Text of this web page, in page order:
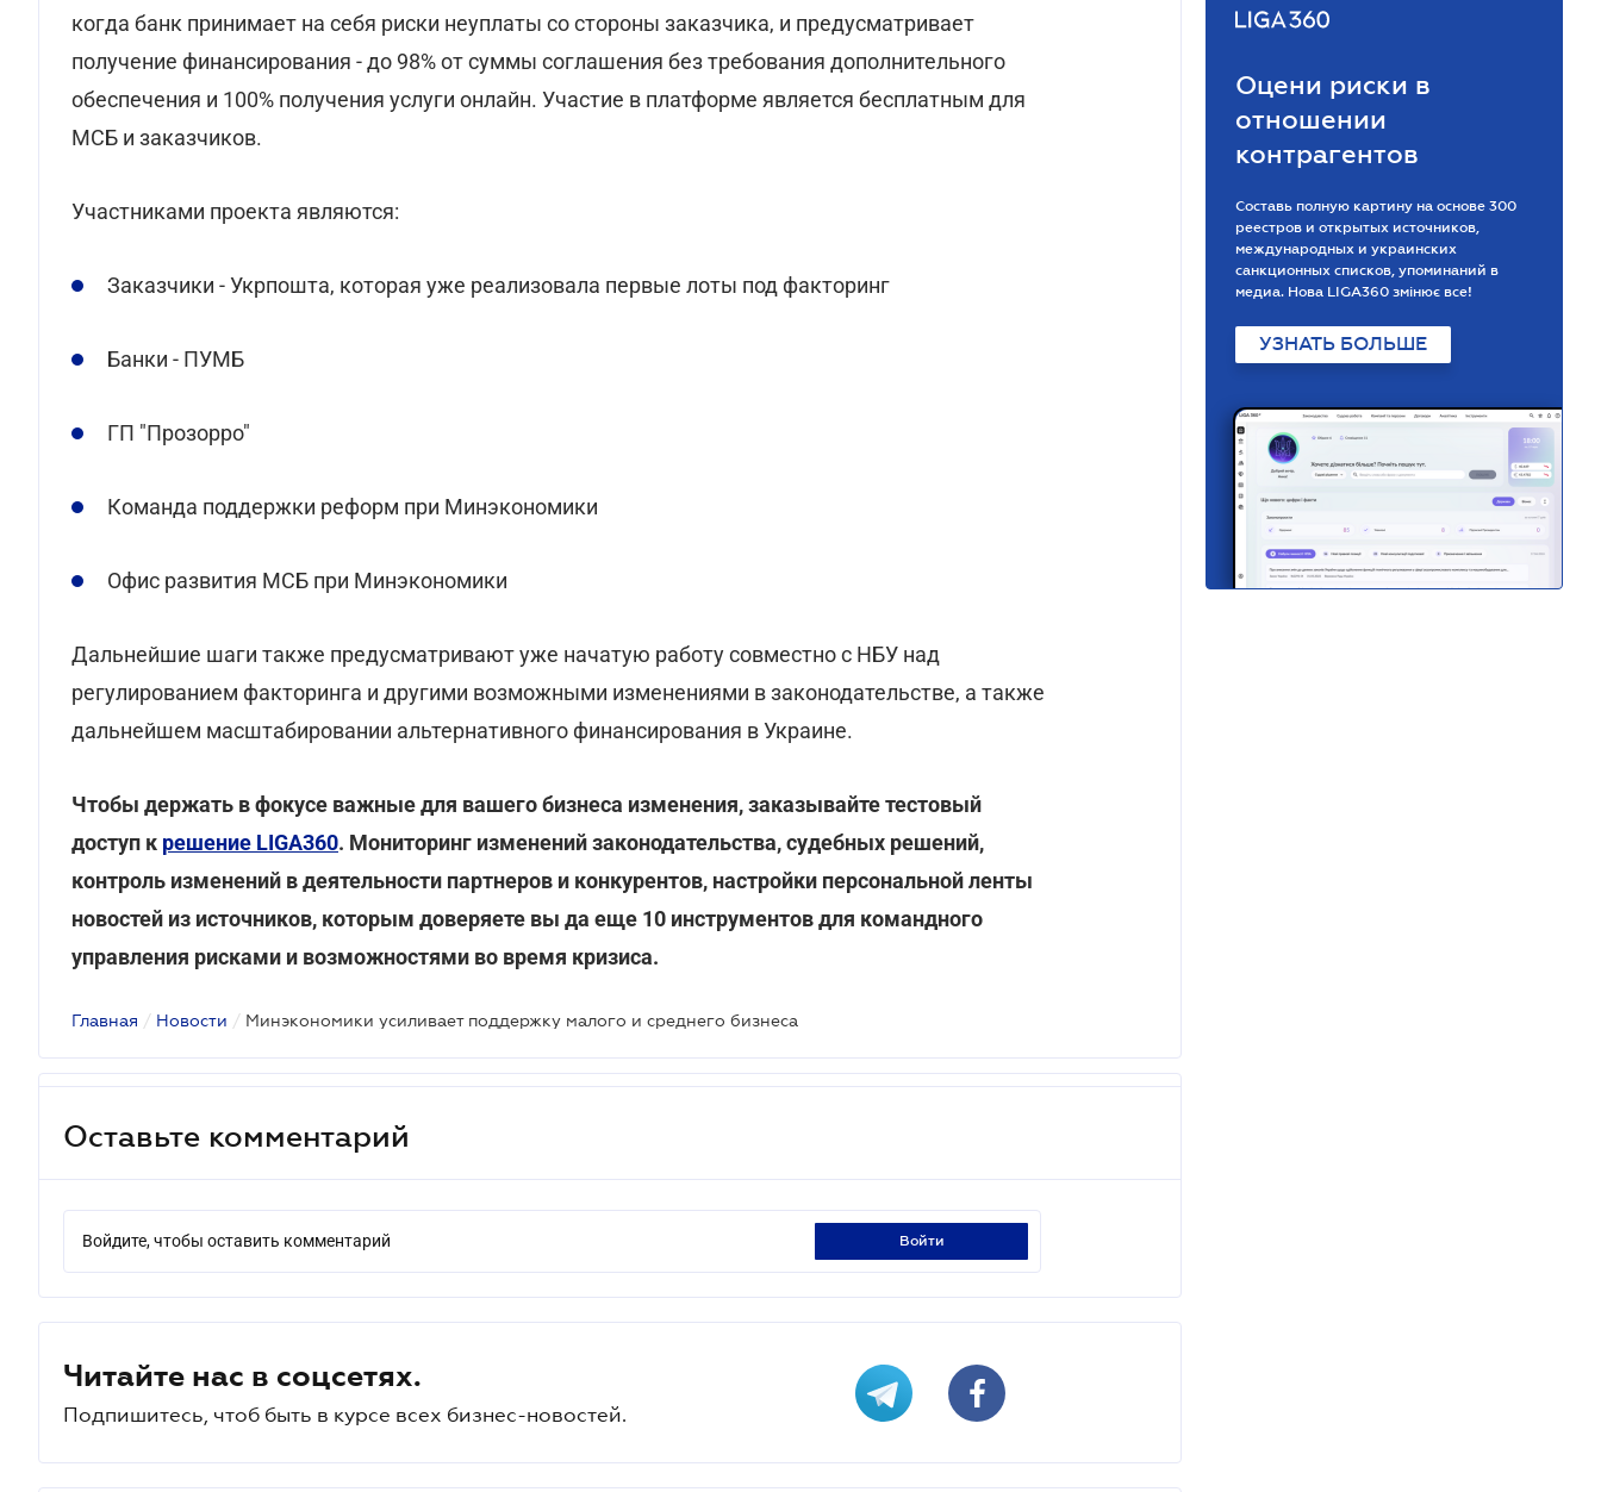
когда банк принимает на себя риски неуплаты со стороны заказчика, и предусматривает
получение финансирования - до 98% от суммы соглашения без требования дополнительного
обеспечения и 100% получения услуги онлайн. Участие в платформе является бесплатным для
МСБ и заказчиков.
Участниками проекта являются:
Заказчики - Укрпошта, которая уже реализовала первые лоты под факторинг
Банки - ПУМБ
ГП "Прозорро"
Команда поддержки реформ при Минэкономики
Офис развития МСБ при Минэкономики
Дальнейшие шаги также предусматривают уже начатую работу совместно с НБУ над
регулированием факторинга и другими возможными изменениями в законодательстве, а также
дальнейшем масштабировании альтернативного финансирования в Украине.
Чтобы держать в фокусе важные для вашего бизнеса изменения, заказывайте тестовый
доступ к решение LIGA360. Мониторинг изменений законодательства, судебных решений,
контроль изменений в деятельности партнеров и конкурентов, настройки персональной ленты
новостей из источников, которым доверяете вы да еще 10 инструментов для командного
управления рисками и возможностями во время кризиса.
Главная / Новости / Минэкономики усиливает поддержку малого и среднего бизнеса
Оставьте комментарий
Войдите, чтобы оставить комментарий войти
Читайте нас в соцсетях.
Подпишитесь, чтоб быть в курсе всех бизнес-новостей.
Оцени риски в
отношении
контрагентов
Составь полную картину на основе 300
реестров и открытых источников,
международных и украинских
санкционных списков, упоминаний в
медиа. Нова LIGA360 змінює все!
УЗНАТЬ БОЛЬШЕ